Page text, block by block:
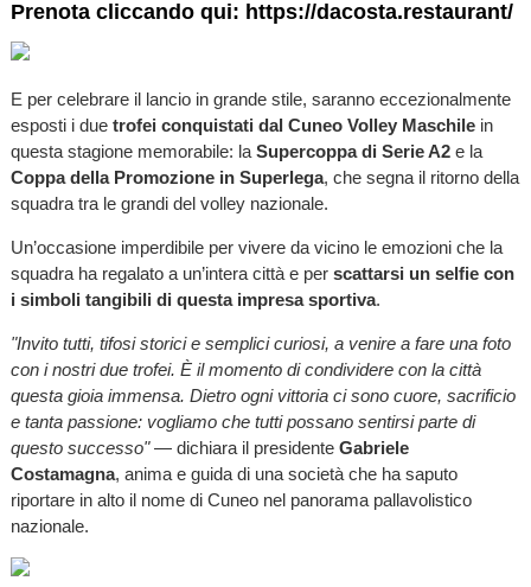
Prenota cliccando qui: https://dacosta.restaurant/
E per celebrare il lancio in grande stile, saranno eccezionalmente
esposti i due trofei conquistati dal Cuneo Volley Maschilein
questa stagione memorabile: la Supercoppa di Serie A2e la
Coppa della Promozione in Superlega, che segna il ritorno della
squadra tra le grandi del volley nazionale.
Un’occasione imperdibile per vivere da vicino le emozioni che la
squadra ha regalato a un’intera città e per scattarsi un selfie con
i simboli tangibili di questa impresa sportiva.
"Invito tutti, tifosi storici e semplici curiosi, a venire a fare una foto
con i nostri due trofei. È il momento di condividere con la città
questa gioia immensa. Dietro ogni vittoria ci sono cuore, sacrificio
e tanta passione: vogliamo che tutti possano sentirsi parte di
questo successo"— dichiara il presidente Gabriele
Costamagna, anima e guida di una società che ha saputo
riportare in alto il nome di Cuneo nel panorama pallavolistico
nazionale.